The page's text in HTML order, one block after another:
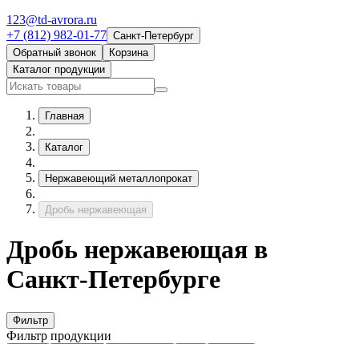
123@td-avrora.ru
+7 (812) 982-01-77 Санкт-Петербург
Обратный звонок
Корзина
Каталог продукции
Главная
Каталог
Нержавеющий металлопрокат
Дробь нержавеющая
Дробь нержавеющая в
Санкт-Петербурге
Фильтр
Фильтр продукции